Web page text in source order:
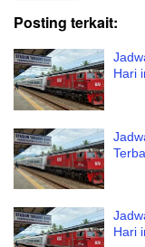
Posting terkait:
Hari
Hari